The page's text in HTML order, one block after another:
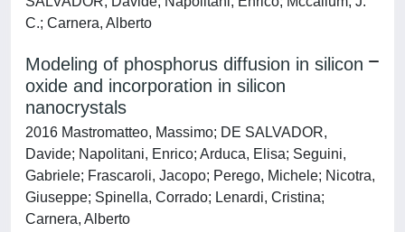
C.; Carnera, Alberto
Modeling of phosphorus diffusion in silicon
oxide and incorporation in silicon
nanocrystals
2016 Mastromatteo, Massimo; DE SALVADOR,
Davide; Napolitani, Enrico; Arduca, Elisa; Seguini,
Gabriele; Frascaroli, Jacopo; Perego, Michele; Nicotra,
Giuseppe; Spinella, Corrado; Lenardi, Cristina;
Carnera, Alberto